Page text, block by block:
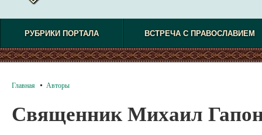
РУБРИКИ ПОРТАЛА ВСТРЕЧА С ПРАВОСЛАВИЕМ
Главная Авторы
Священник Михаил